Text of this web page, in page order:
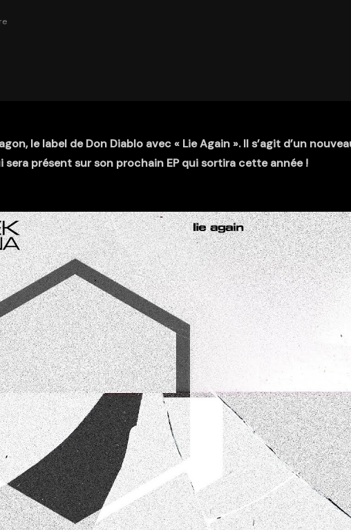
le label de Don Diablo avec « Lie Again ». Il s’agit d’un
présent sur son prochain EP qui sortira cette année !